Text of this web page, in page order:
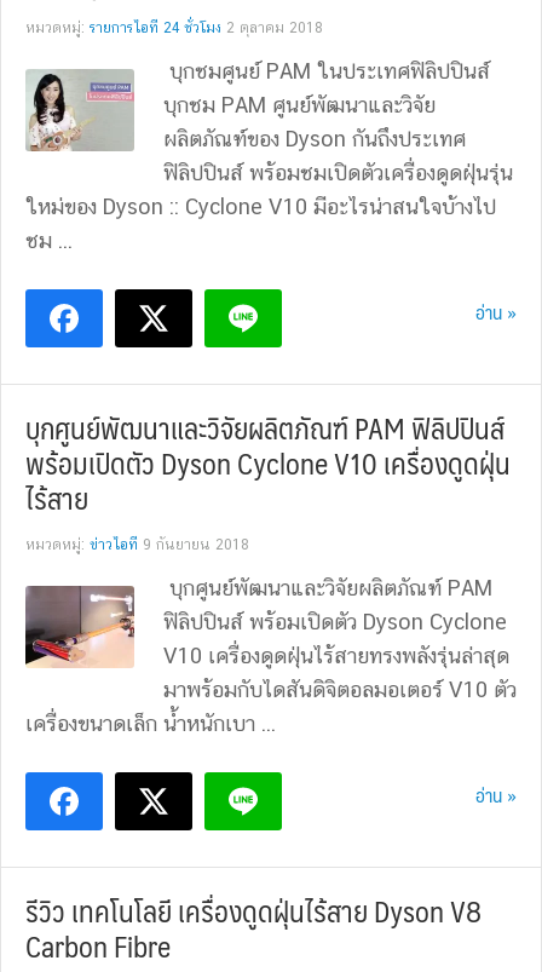
หมวดหมู่: รายการไอที 24 ชั่วโมง 2 ตุลาคม 2018
บุกชมศูนย์ PAM ในประเทศฟิลิปปินส์
บุกชม PAM ศูนย์พัฒนาและวิจัย
ผลิตภัณฑ์ของ Dyson กันถึงประเทศ
ฟิลิปปินส์ พร้อมชมเปิดตัวเครื่องดูดฝุ่นรุ่น
ใหม่ของ Dyson :: Cyclone V10 มีอะไรน่าสนใจบ้างไป
ชม ...
อ่าน »
บุกศูนย์พัฒนาและวิจัยผลิตภัณฑ์ PAM ฟิลิปปินส์
พร้อมเปิดตัว Dyson Cyclone V10 เครื่องดูดฝุ่น
ไร้สาย
หมวดหมู่: ข่าวไอที 9 กันยายน 2018
บุกศูนย์พัฒนาและวิจัยผลิตภัณฑ์ PAM
ฟิลิปปินส์ พร้อมเปิดตัว Dyson Cyclone
V10 เครื่องดูดฝุ่นไร้สายทรงพลังรุ่นล่าสุด
มาพร้อมกับไดสันดิจิตอลมอเตอร์ V10 ตัว
เครื่องขนาดเล็ก น้ำหนักเบา ...
อ่าน »
รีวิว เทคโนโลยี เครื่องดูดฝุ่นไร้สาย Dyson V8
Carbon Fibre